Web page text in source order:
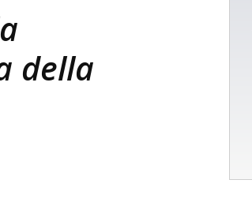
della